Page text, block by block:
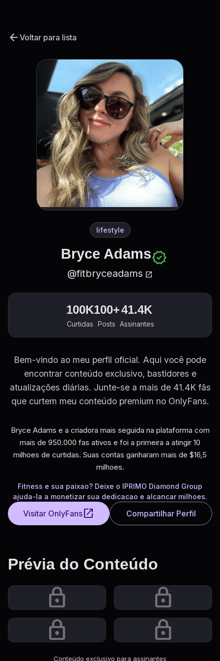
arrow_back Voltar para lista
lifestyle
Bryce Adamsverified
@fitbryceadams open_in_new
100K
Curtidas
100+
Posts
41.4K
Assinantes
Bem-vindo ao meu perfil oficial. Aqui você pode
encontrar conteúdo exclusivo, bastidores e
atualizações diárias. Junte-se a mais de 41.4K fãs
que curtem meu conteúdo premium no OnlyFans.
Bryce Adams e a criadora mais seguida na plataforma com
mais de 950.000 fas ativos e foi a primeira a atingir 10
milhoes de curtidas. Suas contas ganharam mais de $16,5
milhoes.
Fitness e sua paixao? Deixe o IPRIMO Diamond Group
ajuda-la a monetizar sua dedicacao e alcancar milhoes.
Visitar OnlyFansopen_in_new Compartilhar Perfil
Prévia do Conteúdo
lock
lock
lock
lock
Conteúdo exclusivo para assinantes